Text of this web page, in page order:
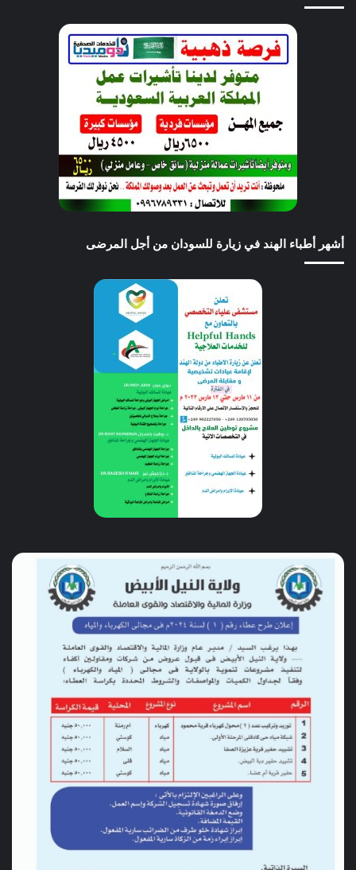
أشهر أطباء الهند في زيارة للسودان من أجل المرضى